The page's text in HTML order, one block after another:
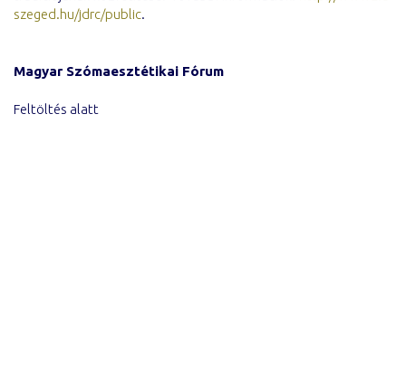
szeged.hu/jdrc/public.
Magyar Szómaesztétikai Fórum
Feltöltés alatt